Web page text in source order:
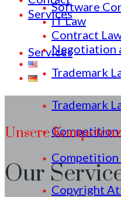
Services
Trademark
Competition
Copyright
Services
Trademark
Competition
Software
IT Law
Contract
Negotiation
Unsere
Our